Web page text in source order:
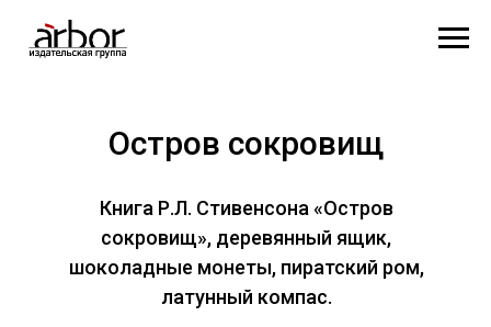
Остров сокровищ
Книга Р.Л. Стивенсона «Остров
сокровищ», деревянный ящик,
шоколадные монеты, пиратский ром,
латунный компас.